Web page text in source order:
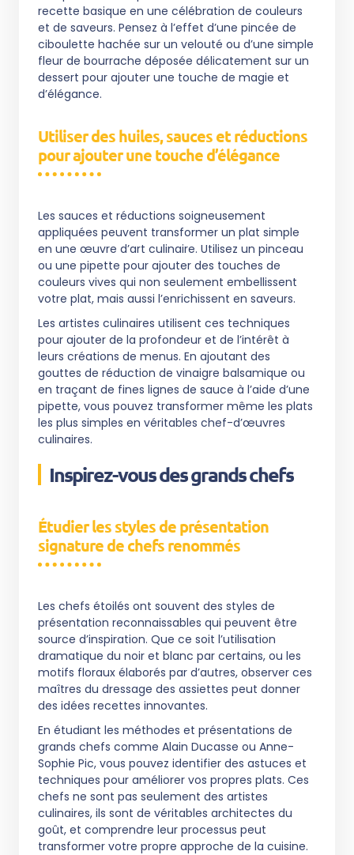
recette basique en une célébration de couleurs
et de saveurs. Pensez à l’effet d’une pincée de
ciboulette hachée sur un velouté ou d’une simple
fleur de bourrache déposée délicatement sur un
dessert pour ajouter une touche de magie et
d’élégance.
Utiliser des huiles, sauces et réductions
pour ajouter une touche d’élégance
Les sauces et réductions soigneusement
appliquées peuvent transformer un plat simple
en une œuvre d’art culinaire. Utilisez un pinceau
ou une pipette pour ajouter des touches de
couleurs vives qui non seulement embellissent
votre plat, mais aussi l’enrichissent en saveurs.
Les artistes culinaires utilisent ces techniques
pour ajouter de la profondeur et de l’intérêt à
leurs créations de menus. En ajoutant des
gouttes de réduction de vinaigre balsamique ou
en traçant de fines lignes de sauce à l’aide d’une
pipette, vous pouvez transformer même les plats
les plus simples en véritables chef-d’œuvres
culinaires.
Inspirez-vous des grands chefs
Étudier les styles de présentation
signature de chefs renommés
Les chefs étoilés ont souvent des styles de
présentation reconnaissables qui peuvent être
source d’inspiration. Que ce soit l’utilisation
dramatique du noir et blanc par certains, ou les
motifs floraux élaborés par d’autres, observer ces
maîtres du dressage des assiettes peut donner
des idées recettes innovantes.
En étudiant les méthodes et présentations de
grands chefs comme Alain Ducasse ou Anne-
Sophie Pic, vous pouvez identifier des astuces et
techniques pour améliorer vos propres plats. Ces
chefs ne sont pas seulement des artistes
culinaires, ils sont de véritables architectes du
goût, et comprendre leur processus peut
transformer votre propre approche de la cuisine.